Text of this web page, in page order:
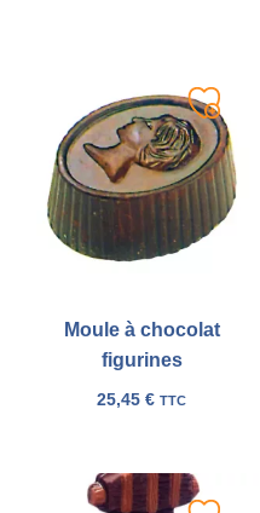
Moule à chocolat
figurines
25,45 € TTC
Ajouter
à
ma
liste